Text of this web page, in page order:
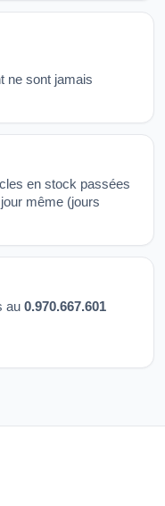
ne sont jamais
en stock passées
même (jours
au 0.970.667.601